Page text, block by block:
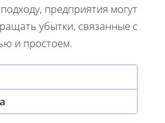
предприятия могут
убытки, связанные с
и простоем.